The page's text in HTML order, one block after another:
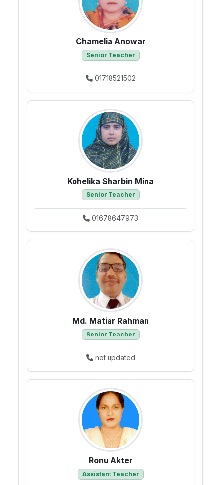
Chamelia Anowar
Senior Teacher
01718521502
Kohelika Sharbin Mina
Senior Teacher
01678647973
Md. Matiar Rahman
Senior Teacher
not updated
Ronu Akter
Assistant Teacher